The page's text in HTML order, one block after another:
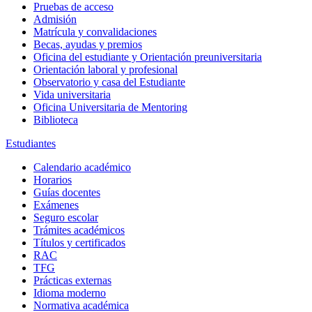
Pruebas de acceso
Admisión
Matrícula y convalidaciones
Becas, ayudas y premios
Oficina del estudiante y Orientación preuniversitaria
Orientación laboral y profesional
Observatorio y casa del Estudiante
Vida universitaria
Oficina Universitaria de Mentoring
Biblioteca
Estudiantes
Calendario académico
Horarios
Guías docentes
Exámenes
Seguro escolar
Trámites académicos
Títulos y certificados
RAC
TFG
Prácticas externas
Idioma moderno
Normativa académica